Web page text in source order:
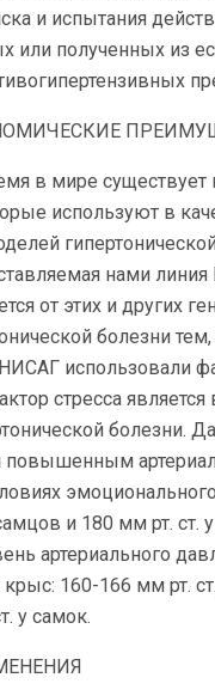
и испытания
или полученных из
в мире существует
используют в
нами
от этих и других
болезни тем,
использовали
стресса
болезни.
повышенным
и 180 мм рт. ст.
артериального
160-166 мм рт.
у самок.